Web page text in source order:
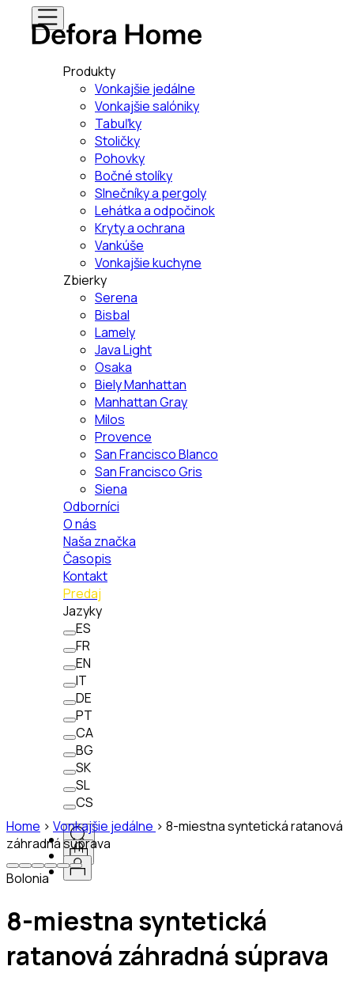
Produkty
Vonkajšie jedálne
Vonkajšie salóniky
Tabuľky
Stoličky
Pohovky
Bočné stolíky
Slnečníky a pergoly
Lehátka a odpočinok
Kryty a ochrana
Vankúše
Vonkajšie kuchyne
Zbierky
Serena
Bisbal
Lamely
Java Light
Osaka
Biely Manhattan
Manhattan Gray
Milos
Provence
San Francisco Blanco
San Francisco Gris
Siena
Odborníci
O nás
Naša značka
Časopis
Kontakt
Predaj
Jazyky
ES
FR
EN
IT
DE
PT
CA
BG
SK
SL
CS
Home > Vonkajšie jedálne > 8-miestna syntetická ratanová
záhradná súprava
Bolonia
8-miestna syntetická
ratanová záhradná súprava